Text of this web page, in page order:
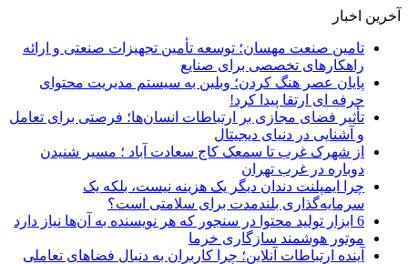
آخرین اخبار
تامین صنعت مهسان؛ توسعه تأمین تجهیزات صنعتی و ارائه
راهکارهای تخصصی برای صنایع
پایان عصر هنگ کردن؛ وبلین به سیستم مدیریت محتوای
حرفه ای ارتقا پیدا کرد!
تأثیر فضای مجازی بر ارتباطات انسان‌ها؛ فرصتی برای تعامل
و آشنایی در دنیای دیجیتال
از شهرک غرب تا سمعک کاج سعادت آباد ؛ مسیر شنیدن
دوباره در غرب تهران
چرا ایمپلنت دندان دیگر یک هزینه نیست، بلکه یک
سرمایه‌گذاری بلندمدت برای سلامتی است؟
6 ابزار تولید محتوا در سنجور که هر نویسنده به آن‌ها نیاز دارد
موتور هوشمند سازگاری خرما
آینده ارتباطات آنلاین؛ چرا کاربران به دنبال فضاهای تعاملی